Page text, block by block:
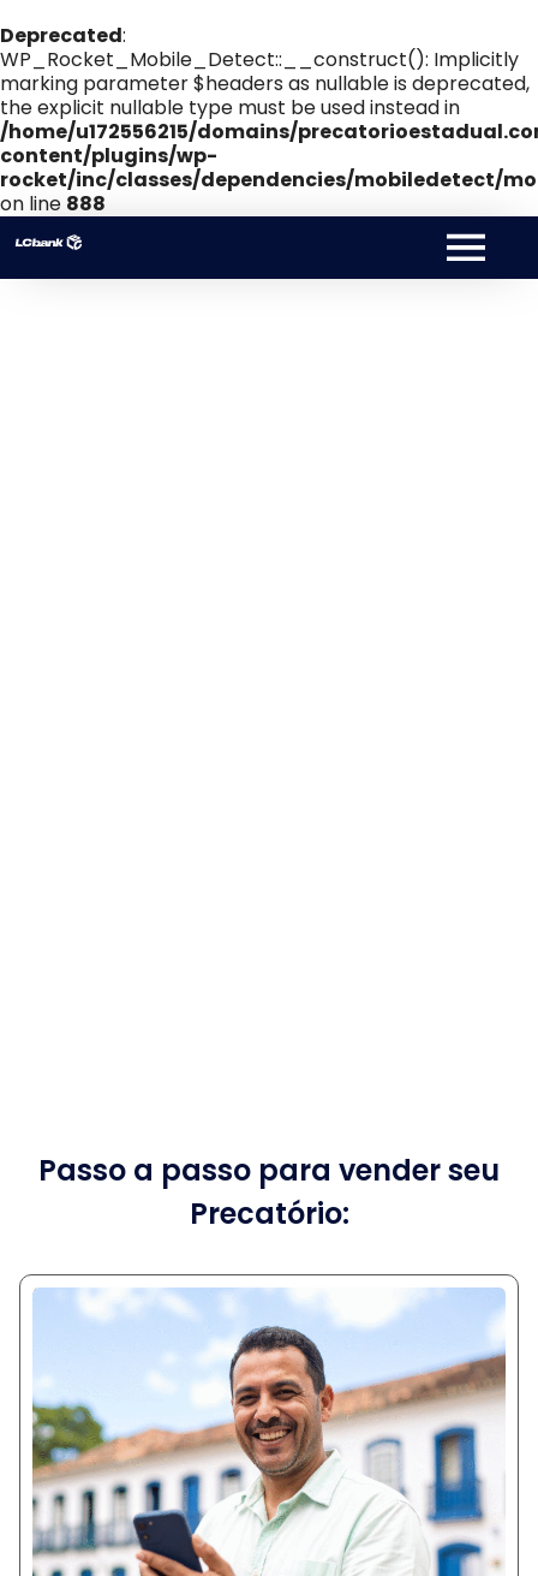
Deprecated:
WP_Rocket_Mobile_Detect::__construct(): Implicitly
marking parameter $headers as nullable is deprecated,
the explicit nullable type must be used instead in
/home/u172556215/domains/
content/plugins/wp-
rocket/inc/classes/dependencies/mobiledetect/
on line 888
Passo a passo para vender seu
Precatório: